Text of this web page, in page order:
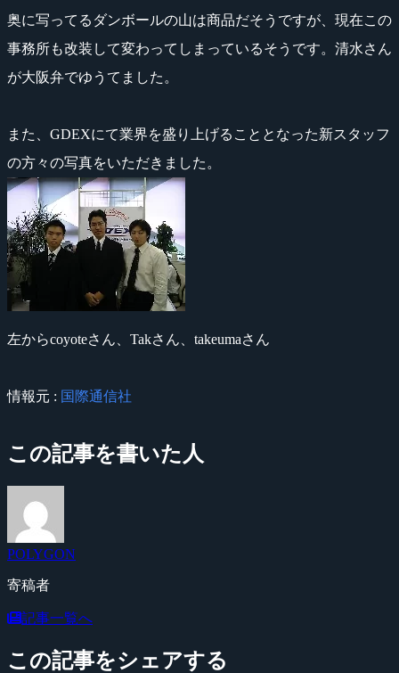
奥に写ってるダンボールの山は商品だそうですが、現在この
事務所も改装して変わってしまっているそうです。清水さん
が大阪弁でゆうてました。
また、GDEXにて業界を盛り上げることとなった新スタッフ
の方々の写真をいただきました。
左からcoyoteさん、Takさん、takeumaさん
情報元 : 国際通信社
この記事を書いた人
POLYGON
寄稿者
記事一覧へ
この記事をシェアする